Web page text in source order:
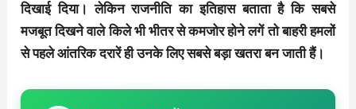
दिखाई दिया। लेकिन राजनीति का इतिहास बताता है कि सबसे
मजबूत दिखने वाले किले भी भीतर से कमजोर होने लगें तो बाहरी हमलों
से पहले आंतरिक दरारें ही उनके लिए सबसे बड़ा खतरा बन जाती हैं।